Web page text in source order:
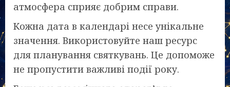
атмосфера сприяє добрим справи.
Кожна дата в календарі несе унікальне
значення. Використовуйте наш ресурс
для планування святкувань. Це допоможе
не пропустити важливі події року.